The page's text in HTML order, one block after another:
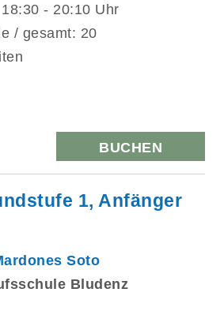
- 20:10 Uhr
/ gesamt: 20
BUCHEN
1, Anfänger
Soto
Bludenz